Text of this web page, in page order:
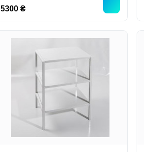
5300 ₴